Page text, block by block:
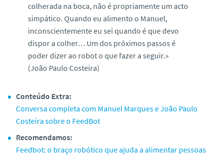
colherada na boca, não é propriamente um acto
simpático. Quando eu alimento o Manuel,
inconscientemente eu sei quando é que devo
dispor a colher… Um dos próximos passos é
poder dizer ao robot o que fazer a seguir.»
(João Paulo Costeira)
Conteúdo Extra:
Conversa completa com Manuel Marques e João Paulo
Costeira sobre o FeedBot
Recomendamos:
Feedbot: o braço robótico que ajuda a alimentar pessoas